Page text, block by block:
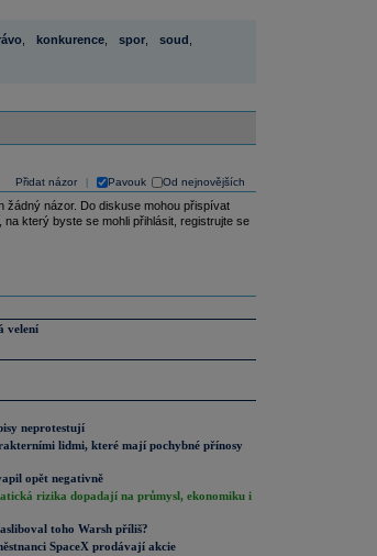
, konkurence, spor, soud
Přidat názor Pavouk Od nejnovějších
žádný názor. Do diskuse mohou přispívat
na který byste se mohli přihlásit, registrujte se
velení
neprotestují
lidmi, které mají pochybné přínosy
opět negativně
rizika dopadají na průmysl, ekonomiku i
toho Warsh příliš?
SpaceX prodávají akcie